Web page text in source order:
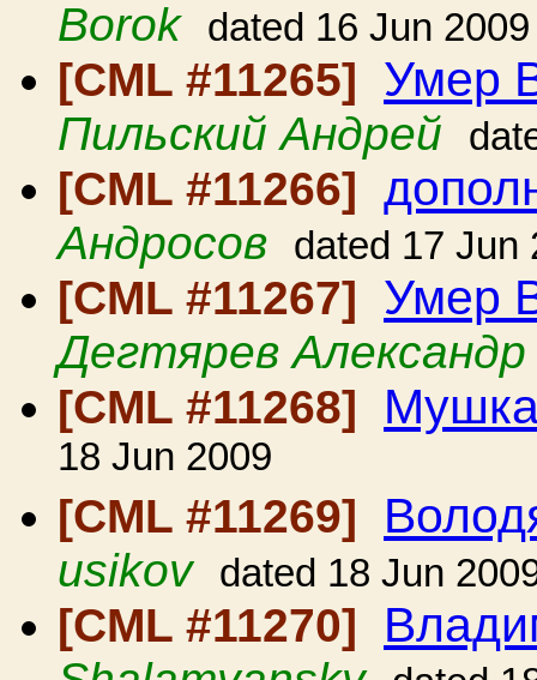
Borok dated 16 Jun 2009
[CML #11265] Умер
Пильский Андрей
[CML #11266]
Андросов dated 17 Jun
[CML #11267] Умер
Дегтярев Александр
[CML #11268]
18 Jun 2009
[CML #11269]
usikov dated 18 Jun
[CML #11270]